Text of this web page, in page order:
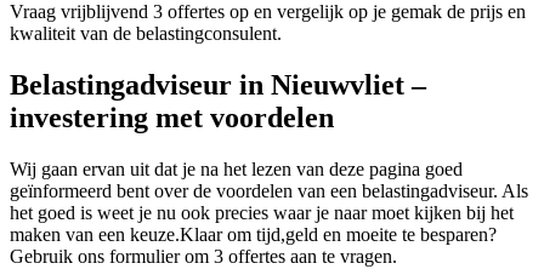
Vraag vrijblijvend 3 offertes op en vergelijk op je gemak de prijs en
kwaliteit van de belastingconsulent.
Belastingadviseur in Nieuwvliet –
investering met voordelen
Wij gaan ervan uit dat je na het lezen van deze pagina goed
geïnformeerd bent over de voordelen van een belastingadviseur. Als
het goed is weet je nu ook precies waar je naar moet kijken bij het
maken van een keuze.Klaar om tijd,geld en moeite te besparen?
Gebruik ons formulier om 3 offertes aan te vragen.